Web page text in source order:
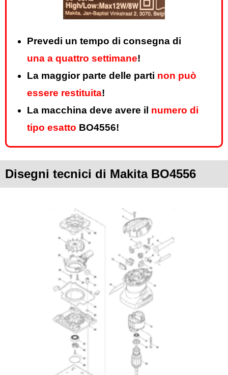
Prevedi un tempo di consegna di
una a quattro settimane!
La maggior parte delle parti non può
essere restituita!
La macchina deve avere il numero di
tipo esatto BO4556!
Disegni tecnici di Makita BO4556